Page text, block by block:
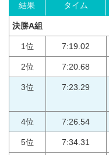
結果 タイム
決勝A組
1位 7:19.02
2位 7:20.68
3位 7:23.29
4位 7:26.54
5位 7:34.31